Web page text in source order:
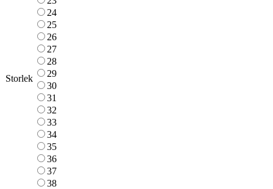
Storlek
24
25
26
27
28
29
30
31
32
33
34
35
36
37
38